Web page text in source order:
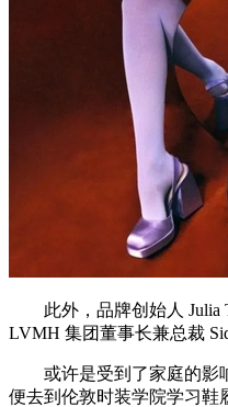
此外，品牌创始人 Julia
LVMH 集团董事长兼总裁
或许是受到了家庭的影响
便去到伦敦时装学院学习鞋